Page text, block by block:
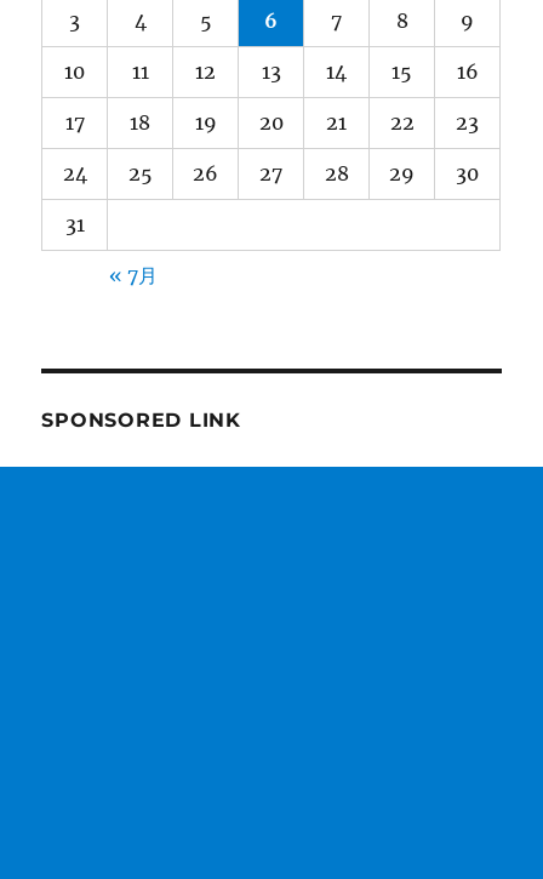
3 4 5 6 7 8 9
10 11 12 13 14 15 16
17 18 19 20 21 22 23
24 25 26 27 28 29 30
31
« 7月
SPONSORED LINK